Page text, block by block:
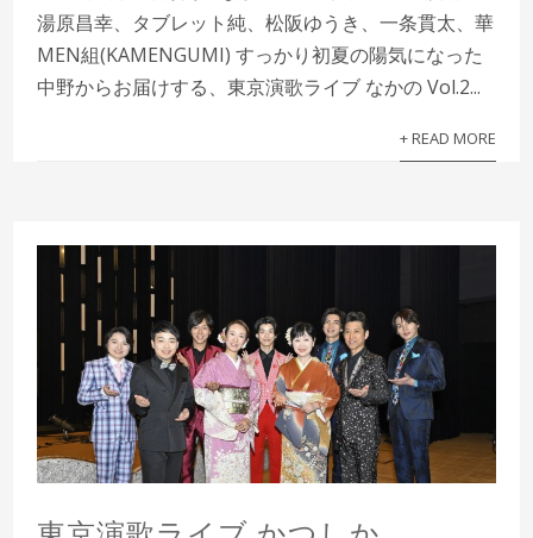
湯原昌幸、タブレット純、松阪ゆうき、一条貫太、華
MEN組(KAMENGUMI) すっかり初夏の陽気になった
中野からお届けする、東京演歌ライブ なかの Vol.2...
+ READ MORE